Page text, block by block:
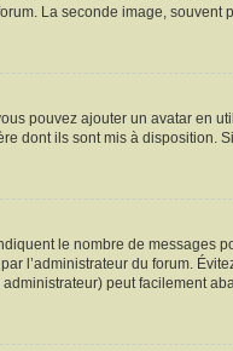
La seconde image,
pouvez ajouter un avatar en
dont ils sont mis à disposition.
le nombre de
l’administrateur du forum.
peut facilement